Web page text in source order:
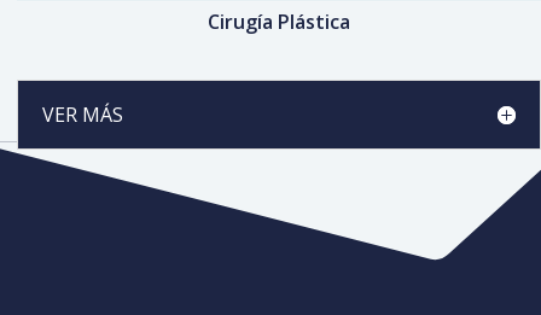
Cirugía Plástica
VER MÁS